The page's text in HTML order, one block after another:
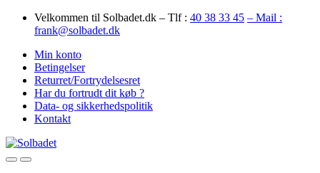
Skip
Skip
Velkommen til Solbadet.dk – Tlf : 40 38 33 45 – Mail :
frank@solbadet.dk
Min konto
Betingelser
Returret/Fortrydelsesret
Har du fortrudt dit køb ?
Data- og sikkerhedspolitik
Kontakt
OpenClose